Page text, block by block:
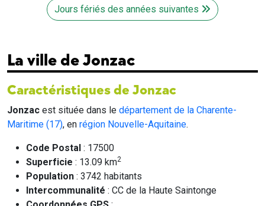
Jours fériés des années suivantes
La ville de Jonzac
Caractéristiques de Jonzac
Jonzac est située dans le département de la Charente-
Maritime (17), en région Nouvelle-Aquitaine.
Code Postal : 17500
Superficie : 13.09 km2
Population : 3742 habitants
Intercommunalité : CC de la Haute Saintonge